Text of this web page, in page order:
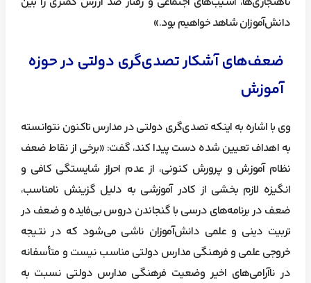
دانش‌آموزان شاهد خواهیم بود.»
ضعف‌های آشکار تصدی‌گری دولتی در حوزه
آموزش
وی با اشاره به اینکه تصدی‌گری دولتی در مدارس تاکنون نتوانسته
به اهداف تعیین شده دست پیدا کند، گفت: «برخی از نقاط ضعف
نظام آموزش و پرورش کنونی، از عدم احراز شایستگی کافی و
انگیزه لازم بخشی از کادر آموزشی به دلیل گزینش نامناسب،
ضعف در برنامه‌های درسی با گنجاندن دروس بی‌فایده و ضعف در
تربیت دینی و علمی دانش‌آموزان ناشی می‌شود که در نتیجه
خروجی علمی و فرهنگی مدارس دولتی مناسب نیست و متأسفانه
در ناآرامی‌های اخیر وضعیت فرهنگی مدارس دولتی نسبت به